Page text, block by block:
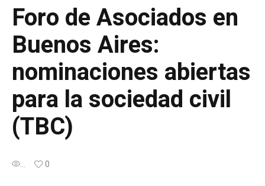
Foro de Asociados en
Buenos Aires:
nominaciones abiertas
para la sociedad civil
(TBC)
... 0